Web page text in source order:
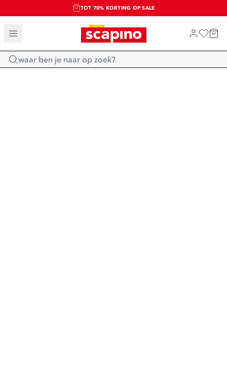
TOT 70% KORTING OP SALE
SALE: LAATSTE KANS!
SHOP NIEUW
Home